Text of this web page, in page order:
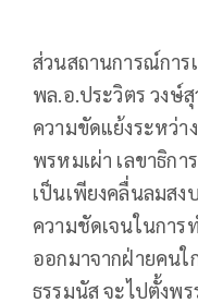
ส่วนสถานการณ์การ
พล.อ.ประวิตร วงษ์
ความขัดแย้งระหว่า
พรหมเผ่า เลขาธิกา
เป็นเพียงคลื่นลมสง
ความชัดเจนในการ
ออกมาจากฝ่ายคน
ธรรมนัส จะไปตั้งพร